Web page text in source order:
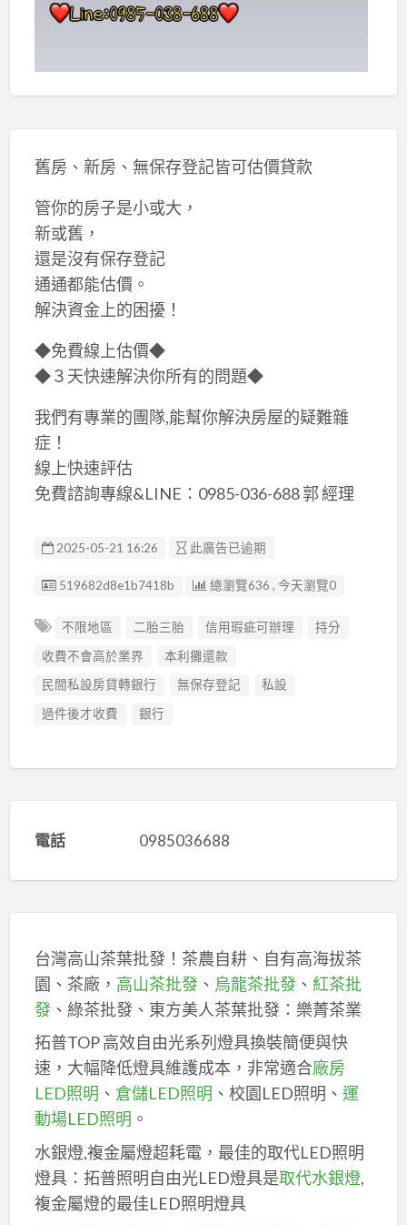
舊房、新房、無保存登記皆可估價貸款
管你的房子是小或大，
新或舊，
還是沒有保存登記
通通都能估價。
解決資金上的困擾！
◆免費線上估價◆
◆３天快速解決你所有的問題◆
我們有專業的團隊,能幫你解決房屋的疑難雜
症！
線上快速評估
免費諮詢專線&LINE：0985-036-688 郭 經理
2025-05-21 16:26 此廣告已逾期
廣告编號
519682d8e1b7418b 總瀏覽636 , 今天瀏覽0
不限地區 二胎三胎 信用瑕疵可辦理
持分
收費不會高於業界
本利攤還款
民間私設房貸轉銀行
無保存登記
私設
過件後才收費
銀行
電話 0985036688
台灣高山茶葉批發！茶農自耕、自有高海拔茶
園、茶廠， 高山茶批發、 烏龍茶批發、 紅茶批
發、綠茶批發、東方美人茶葉批發：樂菁茶業
拓普TOP 高效自由光系列燈具換裝簡便與快
速，大幅降低燈具維護成本，非常適合廠房
LED照明 、 倉儲LED照明 、校園LED照明、 運
動場LED照明 。
水銀燈,複金屬燈超耗電，最佳的取代LED照明
燈具：拓普照明自由光LED燈具是取代水銀燈,
複金屬燈的最佳LED照明燈具